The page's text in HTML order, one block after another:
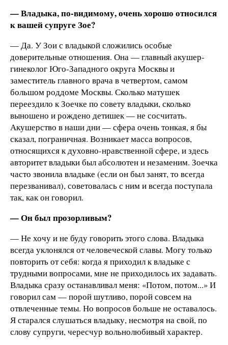
— Владыка, по-видимому, очень хорошо относился
к вашей супруге Зое?
— Да. У Зои с владыкой сложились особые
доверительные отношения. Она — главный акушер-
гинеколог Юго-Западного округа Москвы и
заместитель главного врача в четвертом, самом
большом роддоме Москвы. Сколько матушек
переездило к Зоечке по совету владыки, сколько
выношено и рождено детишек — не сосчитать.
Акушерство в наши дни — сфера очень тонкая, я бы
сказал, пограничная. Возникает масса вопросов,
относящихся к духовно-нравственной сфере, и здесь
авторитет владыки был абсолютен и незаменим. Зоечка
часто звонила владыке (если он был занят, то всегда
перезванивал), советовалась с ним и всегда поступала
так, как он говорил.
— Он был прозорливым?
— Не хочу и не буду говорить этого слова. Владыка
всегда уклонялся от человеческой славы. Могу только
повторить от себя: когда я приходил к владыке с
трудными вопросами, мне не приходилось их задавать.
Владыка сразу останавливал меня: «Потом, потом...» И
говорил сам — порой шутливо, порой совсем на
отвлеченные темы. Но вопросов больше не оставалось.
Я старался слушаться владыку, несмотря на свой, по
слову супруги, чересчур вольнолюбивый характер.